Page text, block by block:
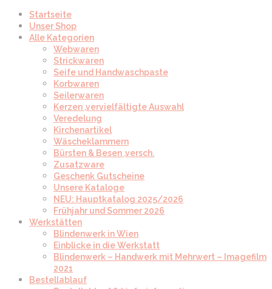
Startseite
Unser Shop
Alle Kategorien
Webwaren
Strickwaren
Seife und Handwaschpaste
Korbwaren
Seilerwaren
Kerzen ,vervielfältigte Auswahl
Veredelung
Kirchenartikel
Wäscheklammern
Bürsten & Besen ,versch.
Zusatzware
Geschenk Gutscheine
Unsere Kataloge
NEU: Hauptkatalog 2025/2026
Frühjahr und Sommer 2026
Werkstätten
Blindenwerk in Wien
Einblicke in die Werkstatt
Blindenwerk – Handwerk mit Mehrwert – Imagefilm
2021
Bestellablauf